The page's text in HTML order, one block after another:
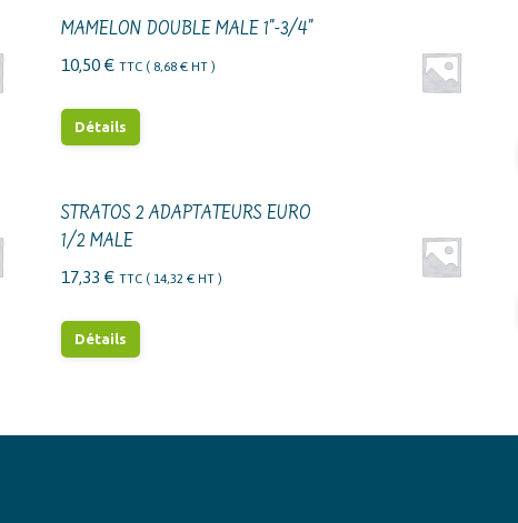
MAMELON DOUBLE MALE 1"-3/4"
10,50 € TTC ( 8,68 €HT )
Détails
STRATOS 2 ADAPTATEURS EURO
1/2 MALE
17,33 € TTC ( 14,32 €HT )
Détails